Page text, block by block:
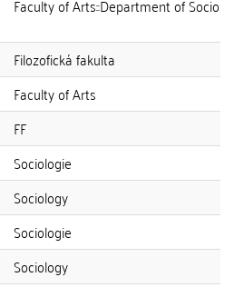
Faculty of Arts::Department of
Filozofická fakulta
Faculty of Arts
FF
Sociologie
Sociology
Sociologie
Sociology